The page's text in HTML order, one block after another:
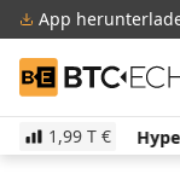
App
BTC-ECHO
1,99 T €
Hyperliquid-Kurs